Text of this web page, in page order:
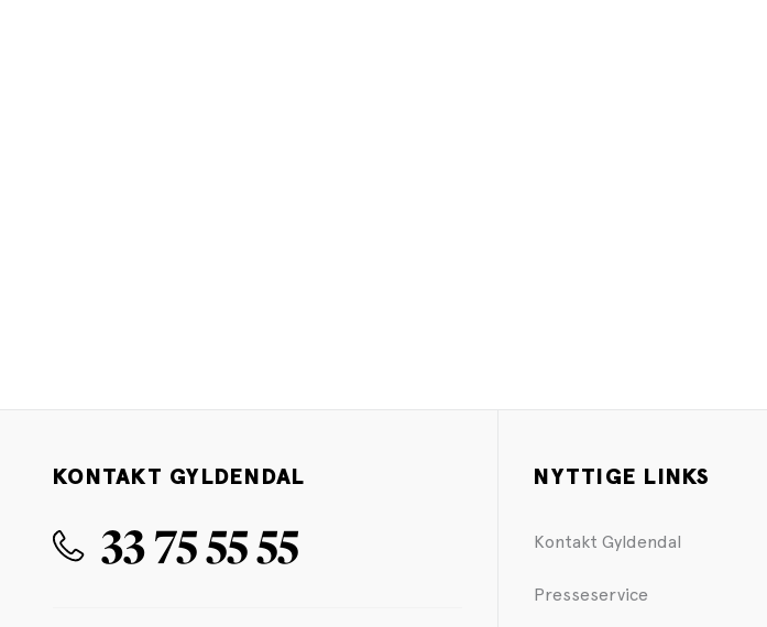
KONTAKT GYLDENDAL
33 75 55 55
NYTTIGE LINKS
Kontakt Gyldendal
Presseservice